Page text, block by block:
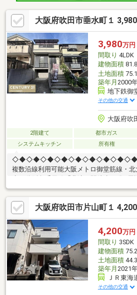
大阪府吹田市垂水町１
3,980万円
間取り 4LDK
建物面積
土地面積
築年月 2000
地下鉄御
その他の交通
大阪府吹
2階建て 都市ガス
システムキッチン
所有権
複数沿線利用可能大阪メトロ御堂筋線・北
まで約560ｍ（徒歩7分）ダイエー江坂公
歩10分）セブンイレブン吹田江坂町1丁目
分）吹田江坂郵便局まで約600ｍ（徒歩8
大阪府吹田市片山町１
4,200万円
間取り 3SDK
建物面積
土地面積
築年月 2021
ＪＲ東海
その他の交通